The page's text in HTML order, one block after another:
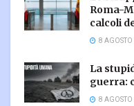
Roma-
calcoli
8
La
guerra:
8